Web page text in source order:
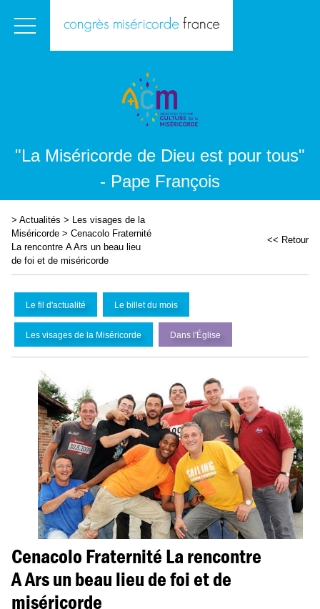
"La Miséricorde de Dieu est pour tous"
- Pape François
> Actualités > Les visages de la
Miséricorde > Cenacolo Fraternité
La rencontre A Ars un beau lieu
de foi et de miséricorde
<< Retour
Le fil d'actualité Le billet du mois
Les visages de la Miséricorde Dans l'Église
Cenacolo Fraternité La rencontre
A Ars un beau lieu de foi et de
miséricorde